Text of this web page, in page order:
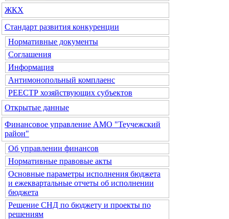
ЖКХ
Стандарт развития конкуренции
Нормативные документы
Соглашения
Информация
Антимонопольный комплаенс
РЕЕСТР хозяйствующих субъектов
Открытые данные
Финансовое управление АМО "Теучежский
район"
Об управлении финансов
Нормативные правовые акты
Основные параметры исполнения бюджета
и ежеквартальные отчеты об исполнении
бюджета
Решение СНД по бюджету и проекты по
решениям